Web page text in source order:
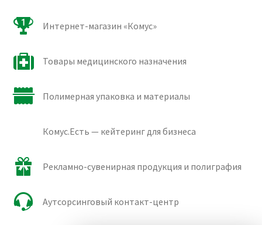
Интернет-магазин «Комус»
Товары медицинского назначения
Полимерная упаковка и материалы
Комус.Есть — кейтеринг для бизнеса
Рекламно-сувенирная продукция и полиграфия
Аутсорсинговый контакт-центр